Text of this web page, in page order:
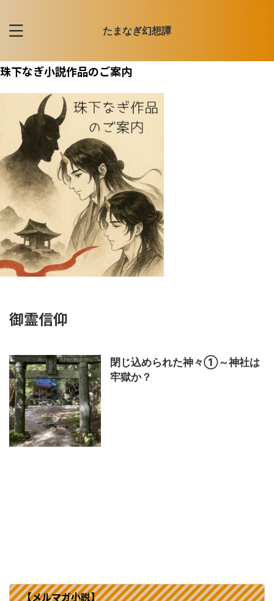
たまなぎ幻想譚
珠下なぎ小説作品のご案内
御霊信仰
閉じ込められた神々①～神社は
牢獄か？
【メルマガ小説】